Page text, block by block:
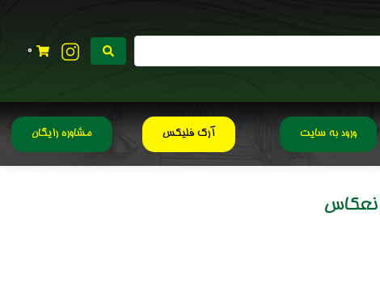
0
ورود به سایت آرک فلیکس مشاوره رایگان